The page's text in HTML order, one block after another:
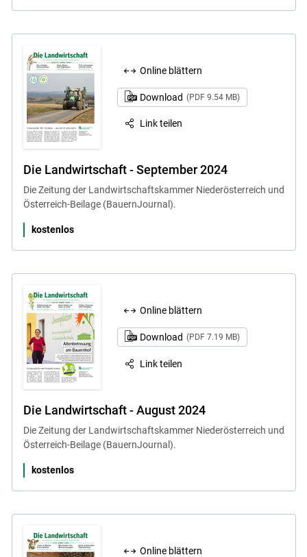
Online blättern
Download (PDF 9.54 MB)
Link teilen
Die Landwirtschaft - September 2024
Die Zeitung der Landwirtschaftskammer Niederösterreich und
Österreich-Beilage (BauernJournal).
kostenlos
Online blättern
Download (PDF 7.19 MB)
Link teilen
Die Landwirtschaft - August 2024
Die Zeitung der Landwirtschaftskammer Niederösterreich und
Österreich-Beilage (BauernJournal).
kostenlos
Online blättern